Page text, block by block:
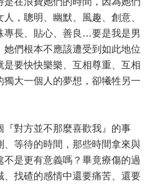
，聰明、幽默、風趣、創意、
專長、貼心、善良…要是我是男
她們根本不應該遭受到如此地位
要快快樂樂、互相尊重、互相
大一個人的夢想，卻犧牲另一
對方並不那麼喜歡我』的事
等待的時間，那些時間拿來與
是更有意義嗎？畢竟療傷的過
找碴的感情中還要痛苦、還要